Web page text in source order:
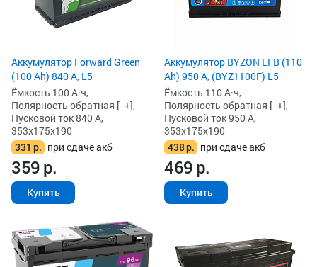
Аккумулятор Forward Green
(100 Ah) 840 А, L5
Ёмкость 100 А·ч,
Полярность обратная [- +],
Пусковой ток 840 А,
353x175x190
331 р. при сдаче акб
359р.
Купить
Аккумулятор BYZON EFB (110
Ah) 950 А, (BYZ1100F) L5
Ёмкость 110 А·ч,
Полярность обратная [- +],
Пусковой ток 950 А,
353x175x190
438р. при сдаче акб
469р.
Купить